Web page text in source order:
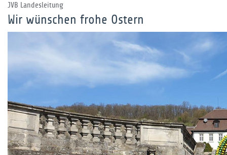
JVB Landesleitung
Wir wünschen frohe Ostern